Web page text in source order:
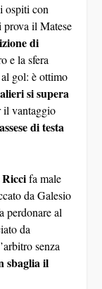
ospiti con
il Matese
di
e la sfera
gol: è ottimo
si supera
il vantaggio
di testa
Riccifa male
da Galesio
perdonare al
da
senza
sbaglia il